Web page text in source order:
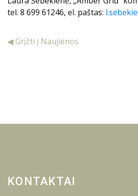
tel. 8 699 61246, el. paštas:
◀ Grįžti į Naujienos
KONTAKTAI